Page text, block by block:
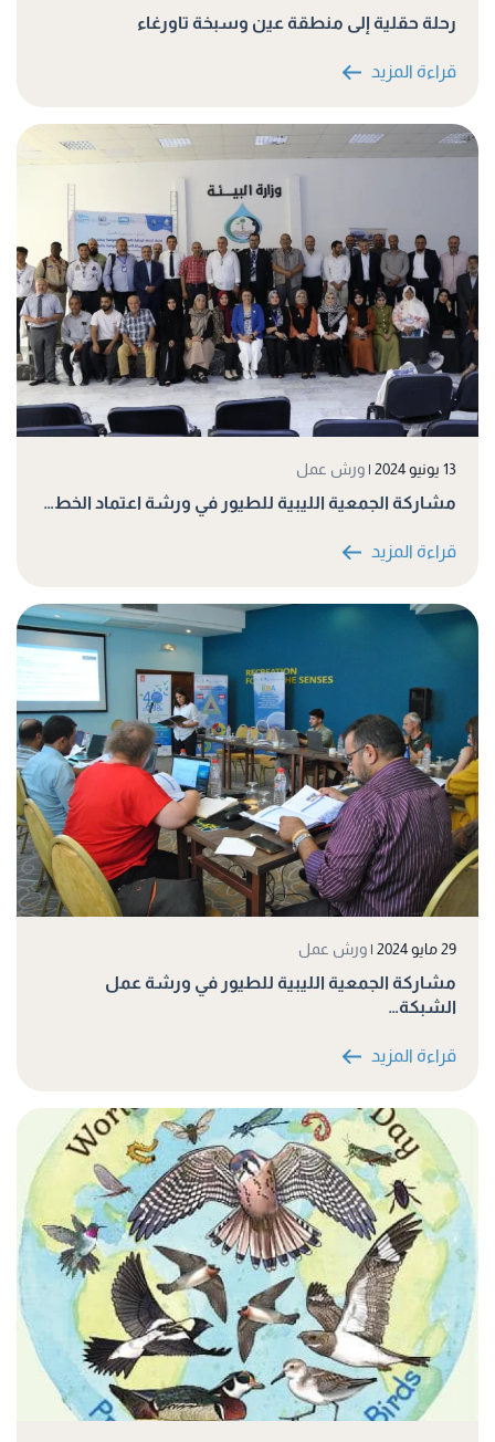
رحلة حقلية إلى منطقة عين وسبخة تاورغاء
قراءة المزيد
13 يونيو 2024 | ورش عمل
مشاركة الجمعية الليبية للطيور في ورشة اعتماد الخط…
قراءة المزيد
29 مايو 2024 | ورش عمل
مشاركة الجمعية الليبية للطيور في ورشة عمل
الشبكة…
قراءة المزيد